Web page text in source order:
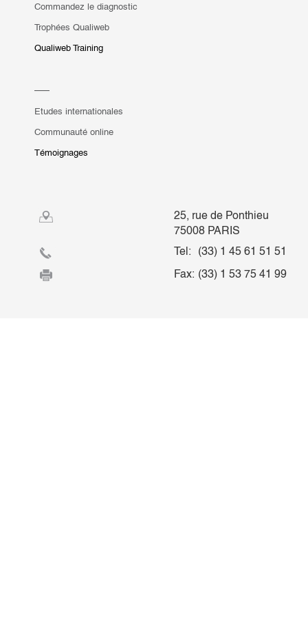
Commandez le diagnostic
Trophées Qualiweb
Qualiweb Training
Etudes internationales
Communauté online
Témoignages
25, rue de Ponthieu
75008 PARIS
Tel:
(33) 1 45 61 51 51
Fax: (33) 1 53 75 41 99